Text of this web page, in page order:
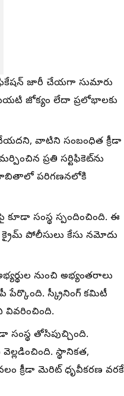
జారీ చేయగా సుమారు
బయటి జోక్యం లేదా ప్రలోభాలకు
చేయదని, వాటిని సంబంధిత క్రీడా
ప్రతి సర్టిఫికెట్‌ను
జాబితాలో పరిగణనలోకి
కూడా సంస్థ స్పందించింది. ఈ
పోలీసులు కేసు నమోదు
నుంచి అభ్యంతరాలు
పేర్కొంది. స్క్రీనింగ్ కమిటీ
వివరించింది.
సంస్థ తోసిపుచ్చింది.
స్థానికత,
క్రీడా మెరిట్ ధృవీకరణ వరకే